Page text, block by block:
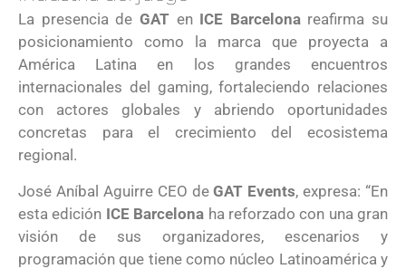
La presencia de GATen ICE Barcelonareafirma su
posicionamiento como la marca que proyecta a
América Latina en los grandes encuentros
internacionales del gaming, fortaleciendo relaciones
con actores globales y abriendo oportunidades
concretas para el crecimiento del ecosistema
regional.
José Aníbal Aguirre CEO deGAT Events, expresa: “En
esta edición ICE Barcelona ha reforzado con una gran
visión de sus organizadores, escenarios y
programación que tiene como núcleo Latinoamérica y